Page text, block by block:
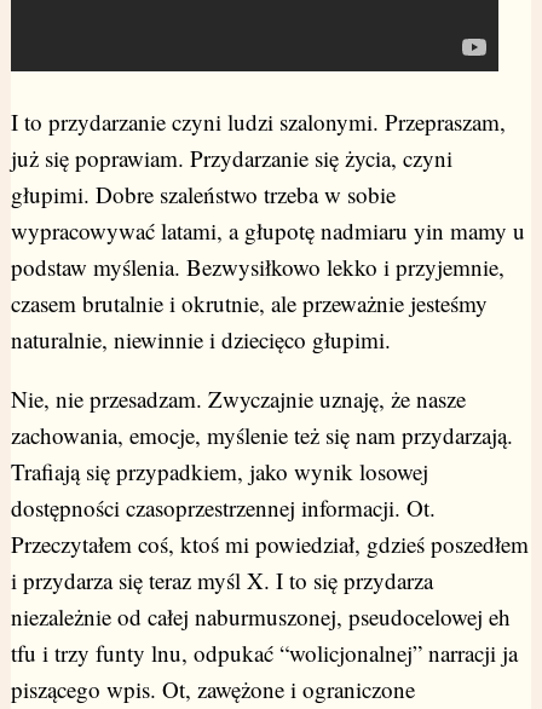
I to przydarzanie czyni ludzi szalonymi. Przepraszam,
już się poprawiam. Przydarzanie się życia, czyni
głupimi. Dobre szaleństwo trzeba w sobie
wypracowywać latami, a głupotę nadmiaru yin mamy u
podstaw myślenia. Bezwysiłkowo lekko i przyjemnie,
czasem brutalnie i okrutnie, ale przeważnie jesteśmy
naturalnie, niewinnie i dziecięco głupimi.
Nie, nie przesadzam. Zwyczajnie uznaję, że nasze
zachowania, emocje, myślenie też się nam przydarzają.
Trafiają się przypadkiem, jako wynik losowej
dostępności czasoprzestrzennej informacji. Ot.
Przeczytałem coś, ktoś mi powiedział, gdzieś poszedłem
i przydarza się teraz myśl X. I to się przydarza
niezależnie od całej naburmuszonej, pseudocelowej eh
tfu i trzy funty lnu, odpukać “wolicjonalnej” narracji ja
piszącego wpis. Ot, zawężone i ograniczone